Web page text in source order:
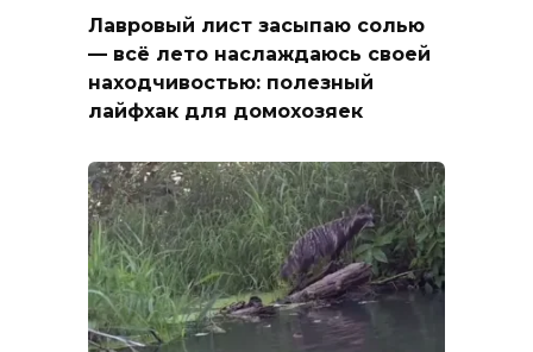
Лавровый лист засыпаю солью
— всё лето наслаждаюсь своей
находчивостью: полезный
лайфхак для домохозяек